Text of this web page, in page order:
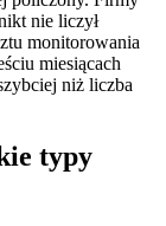
nie liczył
monitorowania
miesiącach
niż liczba
typy